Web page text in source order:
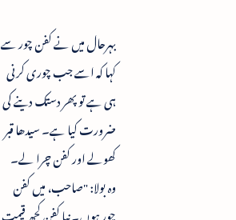
بہرحال میں نے کفن چور سے
کہا کہ اسے جب چوری کرنی
ہی ہے تو پھر دستک دینے کی
ضرورت کیا ہے۔ سیدھا قبر
کھولے اور کفن چرا لے۔
وہ بولا: "صاحب، میں کفن